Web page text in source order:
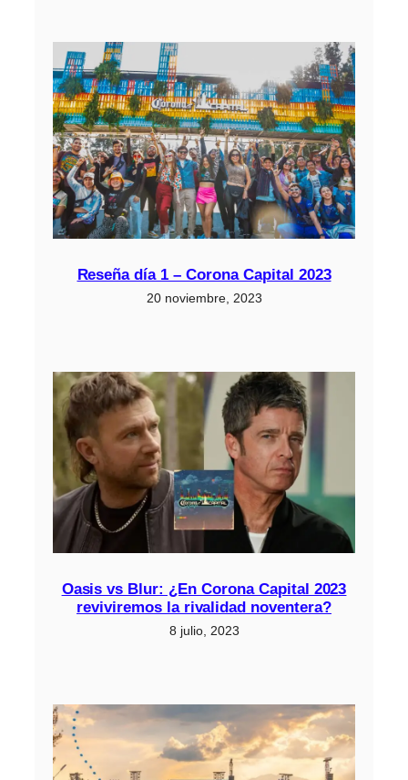
Reseña día 1 – Corona Capital 2023
20 noviembre, 2023
Oasis vs Blur: ¿En Corona Capital 2023
reviviremos la rivalidad noventera?
8 julio, 2023